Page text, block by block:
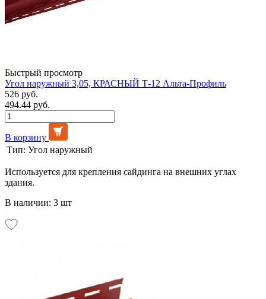
Быстрый просмотр
Угол наружный 3,05, КРАСНЫЙ Т-12 Альта-Профиль
526 руб.
494.44 руб.
В корзину
Тип: Угол наружный
Используется для крепления сайдинга на внешних углах
здания.
В наличии: 3 шт